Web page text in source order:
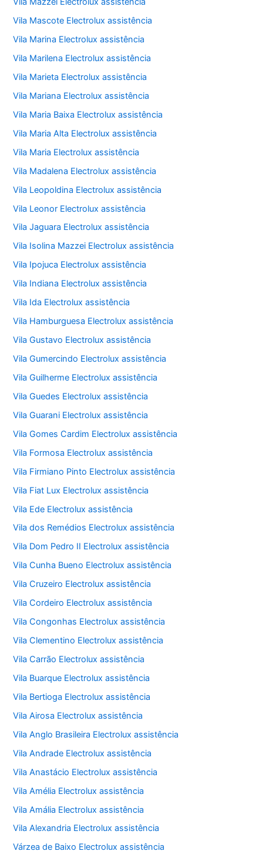
Vila Mascote Electrolux assistência
Vila Marina Electrolux assistência
Vila Marilena Electrolux assistência
Vila Marieta Electrolux assistência
Vila Mariana Electrolux assistência
Vila Maria Baixa Electrolux assistência
Vila Maria Alta Electrolux assistência
Vila Maria Electrolux assistência
Vila Madalena Electrolux assistência
Vila Leopoldina Electrolux assistência
Vila Leonor Electrolux assistência
Vila Jaguara Electrolux assistência
Vila Isolina Mazzei Electrolux assistência
Vila Ipojuca Electrolux assistência
Vila Indiana Electrolux assistência
Vila Ida Electrolux assistência
Vila Hamburguesa Electrolux assistência
Vila Gustavo Electrolux assistência
Vila Gumercindo Electrolux assistência
Vila Guilherme Electrolux assistência
Vila Guedes Electrolux assistência
Vila Guarani Electrolux assistência
Vila Gomes Cardim Electrolux assistência
Vila Formosa Electrolux assistência
Vila Firmiano Pinto Electrolux assistência
Vila Fiat Lux Electrolux assistência
Vila Ede Electrolux assistência
Vila dos Remédios Electrolux assistência
Vila Dom Pedro II Electrolux assistência
Vila Cunha Bueno Electrolux assistência
Vila Cruzeiro Electrolux assistência
Vila Cordeiro Electrolux assistência
Vila Congonhas Electrolux assistência
Vila Clementino Electrolux assistência
Vila Carrão Electrolux assistência
Vila Buarque Electrolux assistência
Vila Bertioga Electrolux assistência
Vila Airosa Electrolux assistência
Vila Anglo Brasileira Electrolux assistência
Vila Andrade Electrolux assistência
Vila Anastácio Electrolux assistência
Vila Amélia Electrolux assistência
Vila Amália Electrolux assistência
Vila Alexandria Electrolux assistência
Várzea de Baixo Electrolux assistência